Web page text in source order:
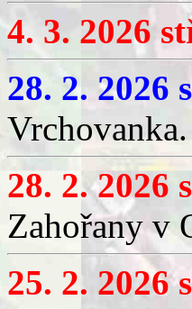
4. 3. 2026
28. 2. 2026
Vrchovanka.
28. 2. 2026
Zahořany v
25. 2. 2026